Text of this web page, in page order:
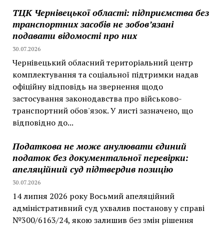
ТЦК Чернівецької області: підприємства без
транспортних засобів не зобов’язані
подавати відомості про них
30.07.2026
Чернівецький обласний територіальний центр
комплектування та соціальної підтримки надав
офіційну відповідь на звернення щодо
застосування законодавства про військово-
транспортний обов'язок. У листі зазначено, що
відповідно до...
Податкова не може анулювати єдиний
податок без документальної перевірки:
апеляційний суд підтвердив позицію
30.07.2026
14 липня 2026 року Восьмий апеляційний
адміністративний суд ухвалив постанову у справі
№300/6163/24, якою залишив без змін рішення